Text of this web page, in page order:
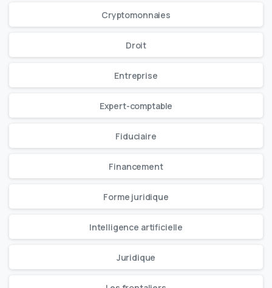
Cryptomonnaies
Droit
Entreprise
Expert-comptable
Fiduciaire
Financement
Forme juridique
Intelligence artificielle
Juridique